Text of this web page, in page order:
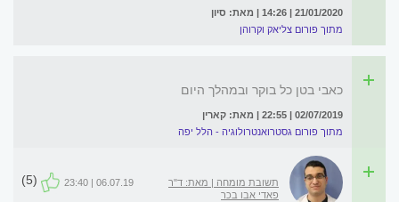
21/01/2020 | 14:26 | מאת: סיון
מתוך פורום צליאק וקרוהן
כאבי בטן כל בוקר ובמהלך היום
02/07/2019 | 22:55 | מאת: קארין
מתוך פורום גסטרואנטרולוגיה - הלל יפה
תשובת מומחה | מאת: ד"ר
פאדי אבו בכר
06.07.19 | 23:40
(5)